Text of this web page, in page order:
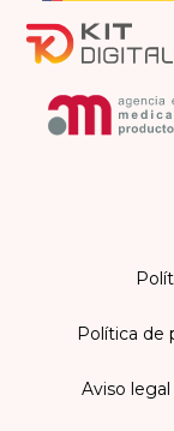
Política de
Aviso legal